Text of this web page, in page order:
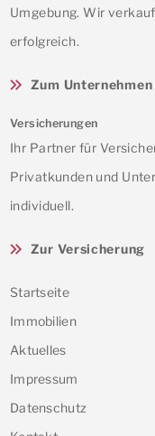
Umgebung. Wir
erfolgreich.
Zum Unternehmen
Versicherungen
Ihr Partner für
Privatkunden und
individuell.
Zur Versicherung
Startseite
Immobilien
Aktuelles
Impressum
Datenschutz